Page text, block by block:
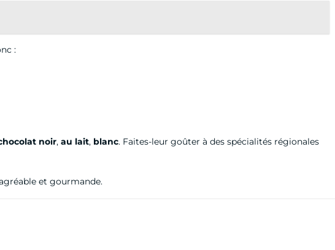
:
noir, au lait, blanc. Faites-leur goûter à des spécialités régionales
et gourmande.